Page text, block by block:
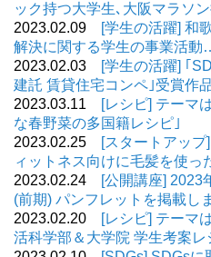
ック持つ大学生､大阪マラソ
2023.02.09
[学生の活躍] 和
解決に関する学生の事業活動
2023.02.03
[学生の活躍] ｢
建託 賃貸住宅コンペ｣受賞作
2023.03.11
[レシピ] テーマ
な春野菜の多国籍レシピ｣
2023.02.25
[スタートアッ
ィットネス向けに毛髪を使っ
2023.02.24
[公開講座] 2023
(前期) パンフレットを掲載し
2023.02.20
[レシピ] テーマ
活科学部＆大学院 学生考案